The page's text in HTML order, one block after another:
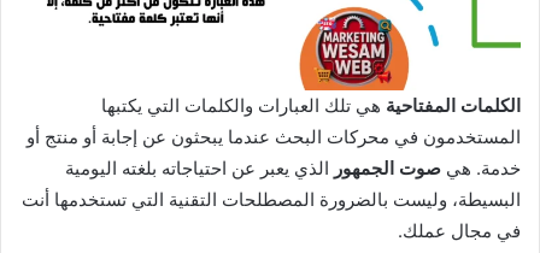
الكلمات المفتاحية هي تلك العبارات والكلمات التي يكتبها
المستخدمون في محركات البحث عندما يبحثون عن إجابة أو منتج أو
خدمة. هي صوت الجمهور الذي يعبر عن احتياجاته بلغته اليومية
البسيطة، وليست بالضرورة المصطلحات التقنية التي تستخدمها أنت
في مجال عملك.